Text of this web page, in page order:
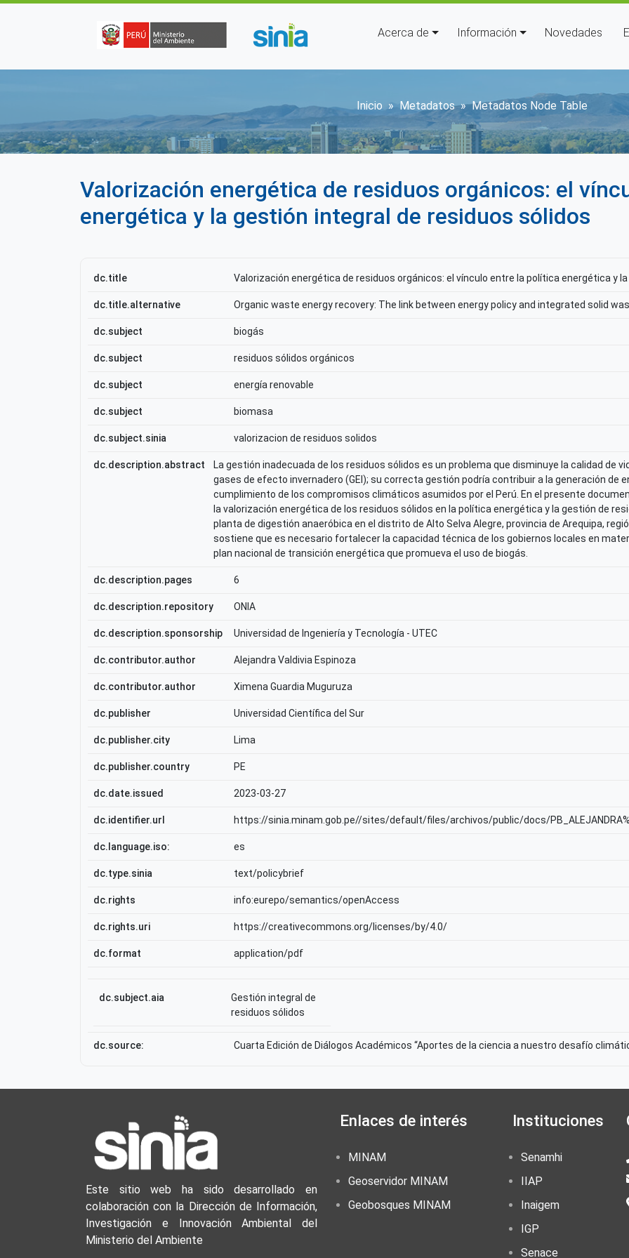
Navegación principal
Acerca de Información Novedades
Sobrescribir enlaces de
Inicio Metadatos Metadatos Node Table
Valorización energética de residuos orgánicos: el
energética y la gestión integral de residuos sólidos
dc.title Valorización energética de residuos orgánicos: el vínculo entre la política energética y
dc.title.alternative Organic waste energy recovery: The link between energy policy and integrated solid
dc.subject biogás
dc.subject residuos sólidos orgánicos
dc.subject energía renovable
dc.subject biomasa
dc.subject.sinia valorizacion de residuos solidos
dc.description.abstract
La gestión inadecuada de los residuos sólidos es un problema que disminuye la calidad de
gases de efecto invernadero (GEI); su correcta gestión podría contribuir a la generación de
cumplimiento de los compromisos climáticos asumidos por el Perú. En el presente
la valorización energética de los residuos sólidos en la política energética y la gestión de
planta de digestión anaeróbica en el distrito de Alto Selva Alegre, provincia de Arequipa,
sostiene que es necesario fortalecer la capacidad técnica de los gobiernos locales en
plan nacional de transición energética que promueva el uso de biogás.
dc.description.pages 6
dc.description.repository ONIA
dc.description.sponsorship Universidad de Ingeniería y Tecnología - UTEC
dc.contributor.author Alejandra Valdivia Espinoza
dc.contributor.author Ximena Guardia Muguruza
dc.publisher Universidad Científica del Sur
dc.publisher.city Lima
dc.publisher.country PE
dc.date.issued 2023-03-27
dc.identifier.url https://sinia.minam.gob.pe//sites/default/files/archivos/public/docs/
dc.language.iso: es
dc.type.sinia text/policybrief
dc.rights info:eurepo/semantics/openAccess
dc.rights.uri https://creativecommons.org/licenses/by/4.0/
dc.format application/pdf
dc.subject.aia
Gestión integral de
residuos sólidos
dc.source: Cuarta Edición de Diálogos Académicos “Aportes de la ciencia a nuestro desafío
Este sitio web ha sido desarrollado en
colaboración con la Dirección de Información,
Investigación e Innovación Ambiental del
Ministerio del Ambiente
Enlaces de interés
MINAM
Geoservidor MINAM
Geobosques MINAM
Instituciones
Senamhi
IIAP
Inaigem
IGP
Senace